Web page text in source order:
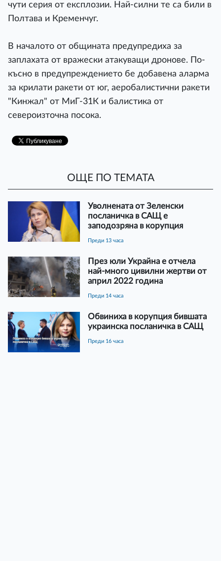
чути серия от експлозии. Най-силни те са били в
Полтава и Кременчуг.
В началото от общината предупредиха за
заплахата от вражески атакуващи дронове. По-
късно в предупреждението бе добавена аларма
за крилати ракети от юг, аеробалистични ракети
"Кинжал" от МиГ-31К и балистика от
североизточна посока.
ОЩЕ ПО ТЕМАТА
Уволнената от Зеленски
посланичка в САЩ е
заподозряна в корупция
преди 13 часа
През юли Украйна е отчела
най-много цивилни жертви от
април 2022 година
преди 14 часа
Обвиниха в корупция бившата
украинска посланичка в САЩ
преди 16 часа